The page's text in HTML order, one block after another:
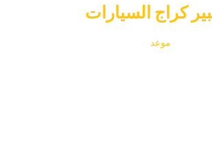
كراج السيارات
‏موعد‏